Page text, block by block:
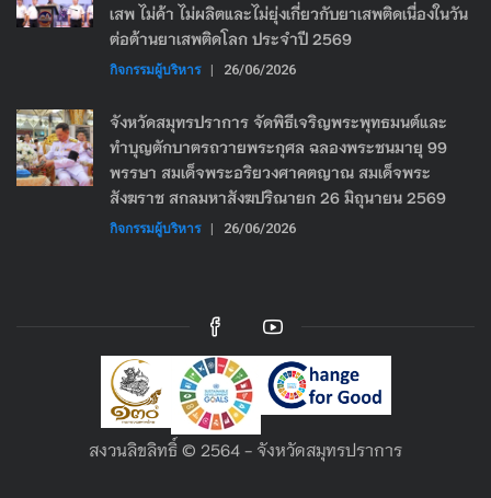
เสพ ไม่ค้า ไม่ผลิตและไม่ยุ่งเกี่ยวกับยาเสพติดเนื่องในวัน
ต่อต้านยาเสพติดโลก ประจำปี 2569
กิจกรรมผู้บริหาร | 26/06/2026
จังหวัดสมุทรปราการ จัดพิธีเจริญพระพุทธมนต์และ
ทำบุญตักบาตรถวายพระกุศล ฉลองพระชนมายุ 99
พรรษา สมเด็จพระอริยวงศาคตญาณ สมเด็จพระ
สังฆราช สกลมหาสังฆปริณายก 26 มิถุนายน 2569
กิจกรรมผู้บริหาร | 26/06/2026
สงวนลิขลิทธิ์ © 2564 - จังหวัดสมุทรปราการ